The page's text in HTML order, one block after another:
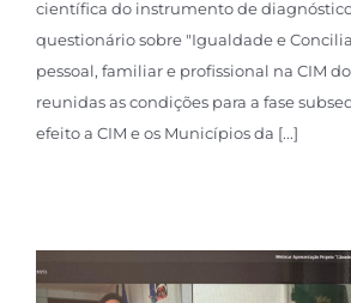
científica do instrumento de
questionário sobre "Igualdade e
pessoal, familiar e profissional na CIM
reunidas as condições para a fase
efeito a CIM e os Municípios da [...]